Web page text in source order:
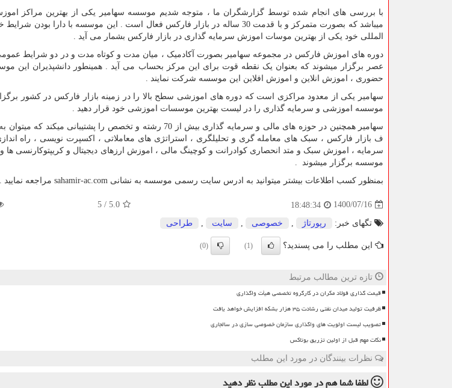
با بررسی های انجام شده توسط گزارشگران ما ، متوجه شدیم موسسه سهامیر یکی از بهترین مراکز
میباشد که بصورت متمرکز و با قدمت 30 ساله در بازار فارکس فعال است . این موسسه با
المللی خود یکی از بهترین موسات اموزش سرمایه گذاری در بازار فارکس بشمار می آید .
دوره های اموزش فارکس در مجموعه سهامیر بصورت آکادمیک ، میان مدت و کوتاه مدت و در دو شرایط
عصر برگزار میشوند که بعنوان یک نقطه قوت برای این مرکز بحساب می آید . همینطور دانشپذیران این
حضوری ، اموزش انلاین و اموزش افلاین این موسسه شرکت نمایند .
سهامیر یکی از معدود مراکزی است که دوره های اموزشی سطح بالا را در زمینه بازار فارکس در کشور برگزار
موسسه اموزشی و سرمایه گذاری را در لیست بهترین موسسات اموزشی خود قرار دهید .
سهامیر همچنین در حوزه های مالی و سرمایه گذاری بیش از 70 رشته و تخصص را
ف بازار فارکس ، سبک های معامله گری و تحلیلگری ، استراتژی های معاملاتی ، اکسپرت نویسی ، راه
سرمایه ، اموزش سبک و متد انحصاری کوادرانت و کوچینگ مالی ، اموزش ارزهای دیجیتال و کریپتوکارنسی ها
موسسه برگزار میشوند .
بمنظور کسب اطلاعات بیشتر میتوانید به ادرس سایت رسمی موسسه به نشانی sahamir-ac.com مراجعه نمایید .
1400/07/16
18:48:34
5.0
/
5
تگهای خبر: رپورتاژ خصوصی سایت طراحی
این مطلب را می پسندید؟ (1)
(0)
تازه ترین مطالب مرتبط
قیمت گذاری فولاد مکران در کارگروه تخصصی هیأت واگذاری
ظرفیت تولید میدان نفتی رشادت ۳۵ هزار بشکه افزایش خواهد یافت
تصویب لیست اولویت های واگذاری سازمان خصوصی سازی در سالجاری
نکات مهم قبل از اولین تزریق بوتاکس
نظرات بینندگان در مورد این مطلب
لطفا شما همدر مورد این مطلبنظر دهید